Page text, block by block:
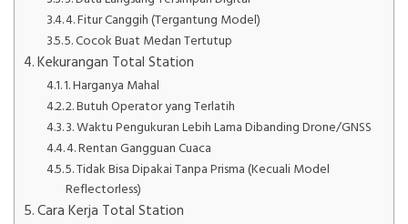
4. Fitur Canggih (Tergantung Model)
5. Cocok Buat Medan Tertutup
Kekurangan Total Station
1. Harganya Mahal
2. Butuh Operator yang Terlatih
3. Waktu Pengukuran Lebih Lama Dibanding Drone/GNSS
4. Rentan Gangguan Cuaca
5. Tidak Bisa Dipakai Tanpa Prisma (Kecuali Model
Reflectorless)
Cara Kerja Total Station